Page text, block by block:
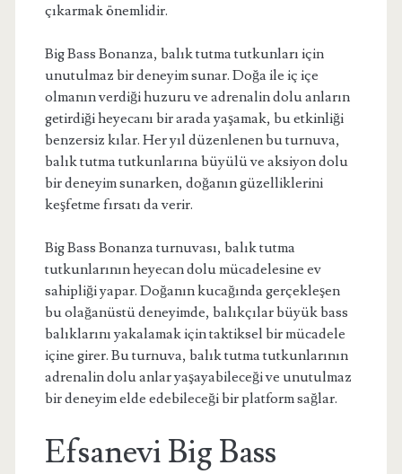
çıkarmak önemlidir.
Big Bass Bonanza, balık tutma tutkunları için
unutulmaz bir deneyim sunar. Doğa ile iç içe
olmanın verdiği huzuru ve adrenalin dolu anların
getirdiği heyecanı bir arada yaşamak, bu etkinliği
benzersiz kılar. Her yıl düzenlenen bu turnuva,
balık tutma tutkunlarına büyülü ve aksiyon dolu
bir deneyim sunarken, doğanın güzelliklerini
keşfetme fırsatı da verir.
Big Bass Bonanza turnuvası, balık tutma
tutkunlarının heyecan dolu mücadelesine ev
sahipliği yapar. Doğanın kucağında gerçekleşen
bu olağanüstü deneyimde, balıkçılar büyük bass
balıklarını yakalamak için taktiksel bir mücadele
içine girer. Bu turnuva, balık tutma tutkunlarının
adrenalin dolu anlar yaşayabileceği ve unutulmaz
bir deneyim elde edebileceği bir platform sağlar.
Efsanevi Big Bass